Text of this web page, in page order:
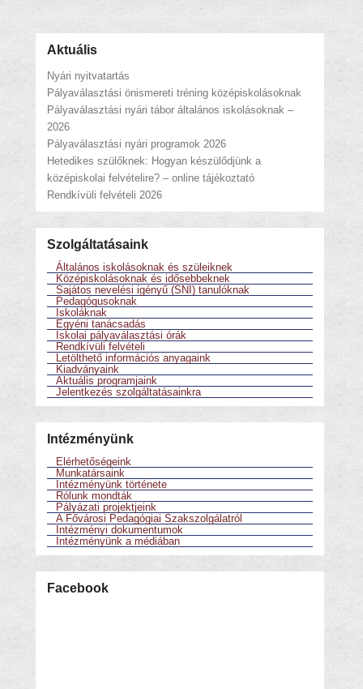
Aktuális
Nyári nyitvatartás
Pályaválasztási önismereti tréning középiskolásoknak
Pályaválasztási nyári tábor általános iskolásoknak –
2026
Pályaválasztási nyári programok 2026
Hetedikes szülőknek: Hogyan készülődjünk a
középiskolai felvételire? – online tájékoztató
Rendkívüli felvételi 2026
Szolgáltatásaink
Általános iskolásoknak és szüleiknek
Középiskolásoknak és idősebbeknek
Sajátos nevelési igényű (SNI) tanulóknak
Pedagógusoknak
Iskoláknak
Egyéni tanácsadás
Iskolai pályaválasztási órák
Rendkívüli felvételi
Letölthető információs anyagaink
Kiadványaink
Aktuális programjaink
Jelentkezés szolgáltatásainkra
Intézményünk
Elérhetőségeink
Munkatársaink
Intézményünk története
Rólunk mondták
Pályázati projektjeink
A Fővárosi Pedagógiai Szakszolgálatról
Intézményi dokumentumok
Intézményünk a médiában
Facebook